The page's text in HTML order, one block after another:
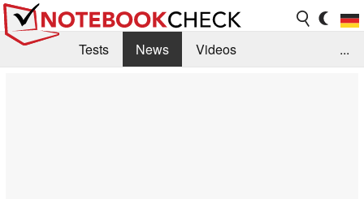
Tests News
Videos
...